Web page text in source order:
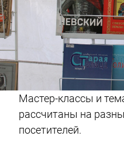
Мастер-классы и
рассчитаны на
посетителей.